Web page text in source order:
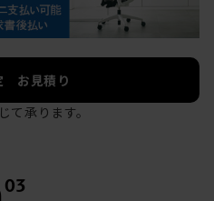
お見積り
て承ります。